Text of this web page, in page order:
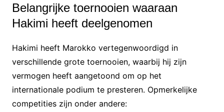
Belangrijke toernooien waaraan
Hakimi heeft deelgenomen
Hakimi heeft Marokko vertegenwoordigd in
verschillende grote toernooien, waarbij hij zijn
vermogen heeft aangetoond om op het
internationale podium te presteren. Opmerkelijke
competities zijn onder andere: